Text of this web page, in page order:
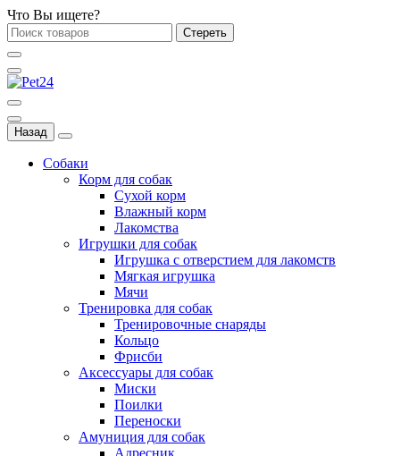
Что Вы ищете?
Стереть
Назад
Собаки
Корм для собак
Сухой корм
Влажный корм
Лакомства
Игрушки для собак
Игрушка с отверстием для лакомств
Мягкая игрушка
Мячи
Тренировка для собак
Тренировочные снаряды
Кольцо
Фрисби
Аксессуары для собак
Миски
Поилки
Переноски
Амуниция для собак
Адресник